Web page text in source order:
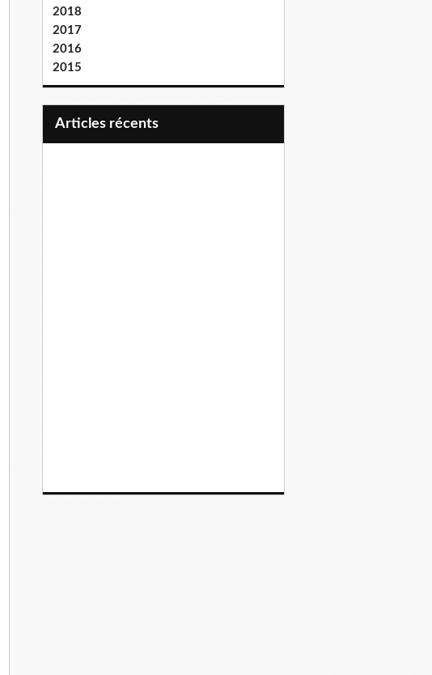
2018
2017
2016
2015
articles récents